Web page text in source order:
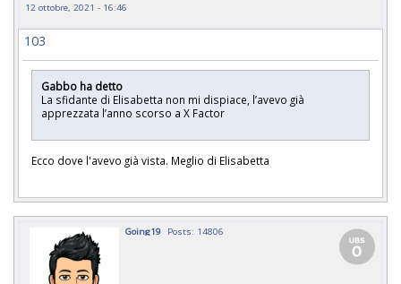
12 ottobre, 2021 - 16:46
103
Gabbo ha detto
La sfidante di Elisabetta non mi dispiace, l’avevo già
apprezzata l’anno scorso a X Factor
Ecco dove l'avevo già vista. Meglio di Elisabetta
Going19 Posts: 14806